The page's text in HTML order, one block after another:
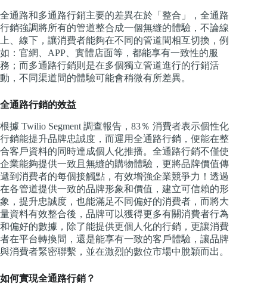
全通路和多通路行銷主要的差異在於「整合」，全通路
行銷強調將所有的管道整合成一個無縫的體驗，不論線
上、線下，讓消費者能夠在不同的管道間相互切換，例
如：官網、APP、實體店面等，都能享有一致性的服
務；而多通路行銷則是在多個獨立管道進行的行銷活
動，不同渠道間的體驗可能會稍微有所差異。
全通路行銷的效益
根據 Twilio Segment 調查報告，83％ 消費者表示個性化
行銷能提升品牌忠誠度，而運用全通路行銷，便能在整
合客戶資料的同時達成個人化推播。全通路行銷不僅使
企業能夠提供一致且無縫的購物體驗，更將品牌價值傳
遞到消費者的每個接觸點，有效增強企業競爭力！透過
在各管道提供一致的品牌形象和價值，建立可信賴的形
象，提升忠誠度，也能滿足不同偏好的消費者，而將大
量資料有效整合後，品牌可以獲得更多有關消費者行為
和偏好的數據，除了能提供更個人化的行銷，更讓消費
者在平台轉換間，還是能享有一致的客戶體驗，讓品牌
與消費者緊密聯繫，並在激烈的數位市場中脫穎而出。
如何實現全通路行銷？